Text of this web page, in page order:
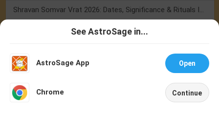
Mars Transit In Gemini: Embrace The Period Full Of Energy & Intelligence
See AstroSage in...
AstroSage App Open
Chrome Continue
Astrologer
Home Account